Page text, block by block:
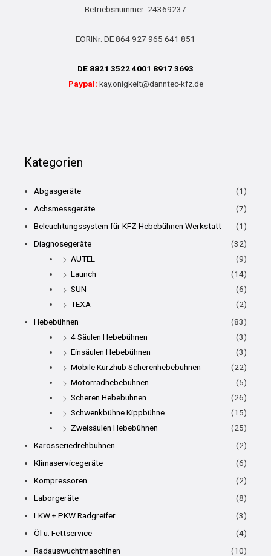
Betriebsnummer: 24369237
EORINr. DE 864 927 965 641 851
DE 8821 3522 4001 8917 3693
Paypal: kay.onigkeit@danntec-kfz.de
Kategorien
Abgasgeräte
(1)
Achsmessgeräte
(7)
Beleuchtungssystem für KFZ Hebebühnen Werkstatt
(1)
Diagnosegeräte
(32)
AUTEL
(9)
Launch
(14)
SUN
(6)
TEXA
(2)
Hebebühnen
(83)
4 Säulen Hebebühnen
(3)
Einsäulen Hebebühnen
(3)
Mobile Kurzhub Scherenhebebühnen
(22)
Motorradhebebühnen
(5)
Scheren Hebebühnen
(26)
Schwenkbühne Kippbühne
(15)
Zweisäulen Hebebühnen
(25)
Karosseriedrehbühnen
(2)
Klimaservicegeräte
(6)
Kompressoren
(2)
Laborgeräte
(8)
LKW + PKW Radgreifer
(3)
Öl u. Fettservice
(4)
Radauswuchtmaschinen
(10)